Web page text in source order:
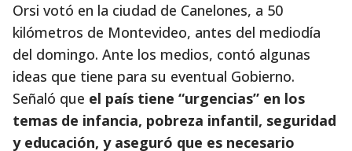
Orsi votó en la ciudad de Canelones, a 50
kilómetros de Montevideo, antes del mediodía
del domingo. Ante los medios, contó algunas
ideas que tiene para su eventual Gobierno.
Señaló que el país tiene “urgencias” en los
temas de infancia, pobreza infantil, seguridad
y educación, y aseguró que es necesario